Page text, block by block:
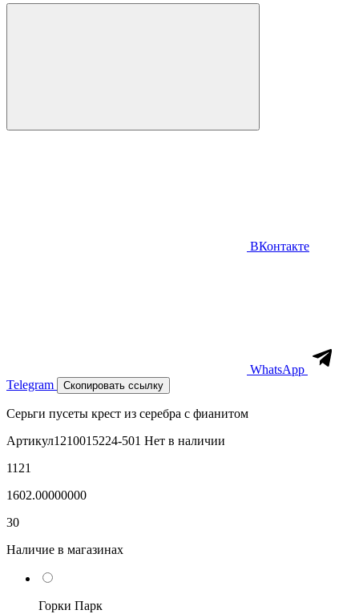
ВКонтакте
WhatsApp
Telegram
Скопировать ссылку
Серьги пусеты крест из серебра с фианитом
Артикул1210015224-501 Нет в наличии
1121
1602.00000000
30
Наличие в магазинах
Горки Парк